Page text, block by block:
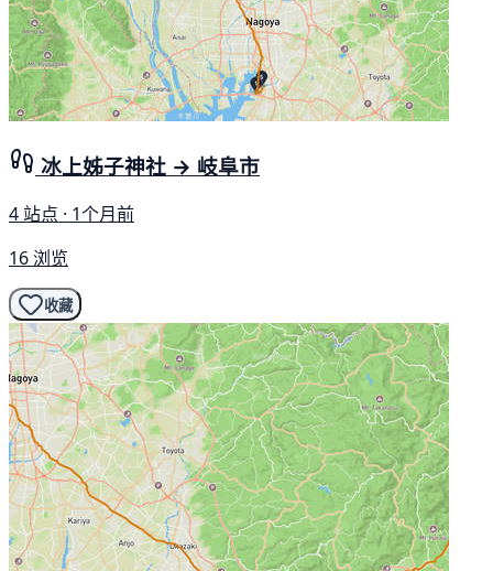
冰上姊子神社 → 岐阜市
4 站点 · 1个月前
16 浏览
收藏